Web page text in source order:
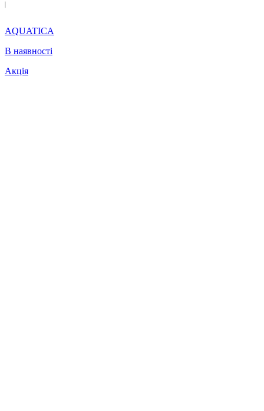
AQUATICA
В наявності
Акція